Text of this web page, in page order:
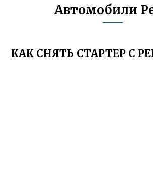
Автомобили
КАК СНЯТЬ СТАРТЕР С